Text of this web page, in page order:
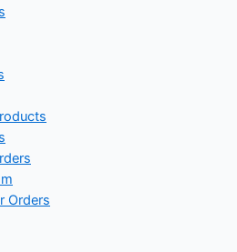
Orders